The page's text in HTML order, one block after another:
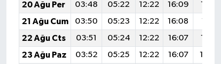
20 Ağu Per
03:48 05:22 12:22 16:09
19:13
21 Ağu Cum
03:50 05:23 12:22 16:08
19:11
22 Ağu Cts
03:51 05:24 12:22 16:07
19:10
23 Ağu Paz
03:52 05:25 12:22 16:07
19:08